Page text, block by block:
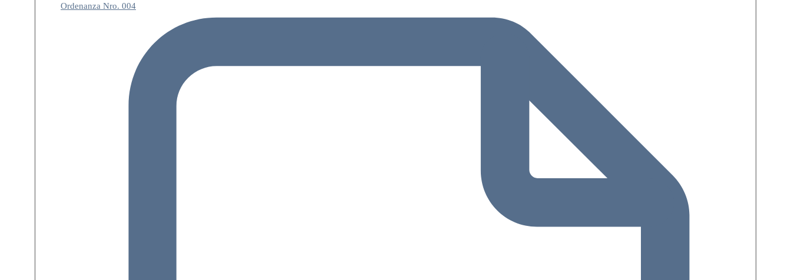
Ordenanza Nro. 004